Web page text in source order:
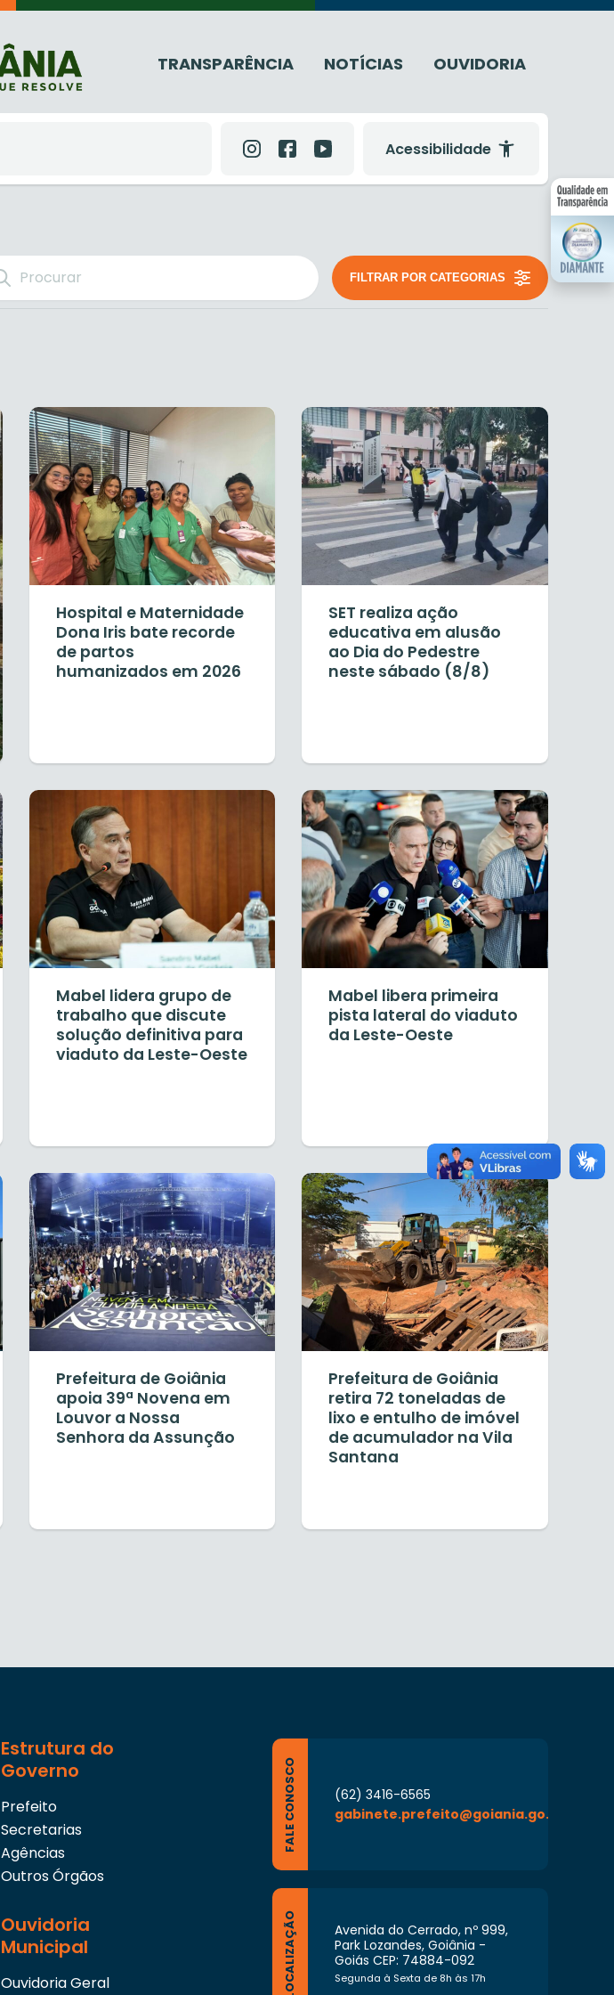
TRANSPARÊNCIA NOTÍCIAS OUVIDORIA
Acessibilidade
FILTRAR POR CATEGORIAS
Hospital e Maternidade
Dona Iris bate recorde
de partos
humanizados em 2026
SET realiza ação
educativa em alusão
ao Dia do Pedestre
neste sábado (8/8)
Mabel lidera grupo de
trabalho que discute
solução definitiva para
viaduto da Leste-Oeste
Mabel libera primeira
pista lateral do viaduto
da Leste-Oeste
Prefeitura de Goiânia
apoia 39ª Novena em
Louvor a Nossa
Senhora da Assunção
Prefeitura de Goiânia
retira 72 toneladas de
lixo e entulho de imóvel
de acumulador na Vila
Santana
Estrutura do
Governo
Prefeito
Secretarias
Agências
Outros Órgãos
Ouvidoria
Municipal
Ouvidoria Geral
FALE CONOSCO
(62) 3416-6565
gabinete.prefeito@goiania.go.gov.br
LOCALIZAÇÃO
Avenida do Cerrado, nº 999,
Park Lozandes, Goiânia -
Goiás CEP: 74884-092
Segunda à Sexta de 8h às 17h